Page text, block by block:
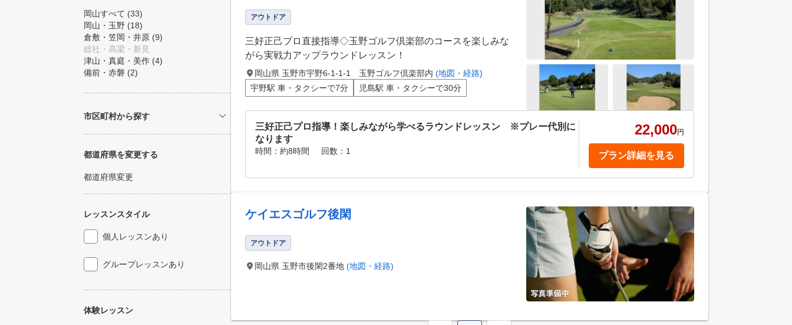
岡山すべて (33)
岡山・玉野 (18)
倉敷・笠岡・井原 (9)
総社・高梁・新見
津山・真庭・美作 (4)
備前・赤磐 (2)
市区町村から探す
都道府県を変更する
都道府県変更
レッスンスタイル
個人レッスンあり
グループレッスンあり
体験レッスン
アウトドア
三好正己プロ直接指導◇玉野ゴルフ倶楽部のコースを楽しみな
がら実戦力アップラウンドレッスン！
岡山県 玉野市宇野6-1-1-1 玉野ゴルフ倶楽部内 (地図・経路)
宇野駅 車・タクシーで7分
児島駅 車・タクシーで30分
三好正己プロ指導！楽しみながら学べるラウンドレッスン ※プレー代別に
なります
時間：約8時間 回数：1
22,000円
プラン詳細を見る
ケイエスゴルフ後閑
アウトドア
岡山県 玉野市後閑2番地 (地図・経路)